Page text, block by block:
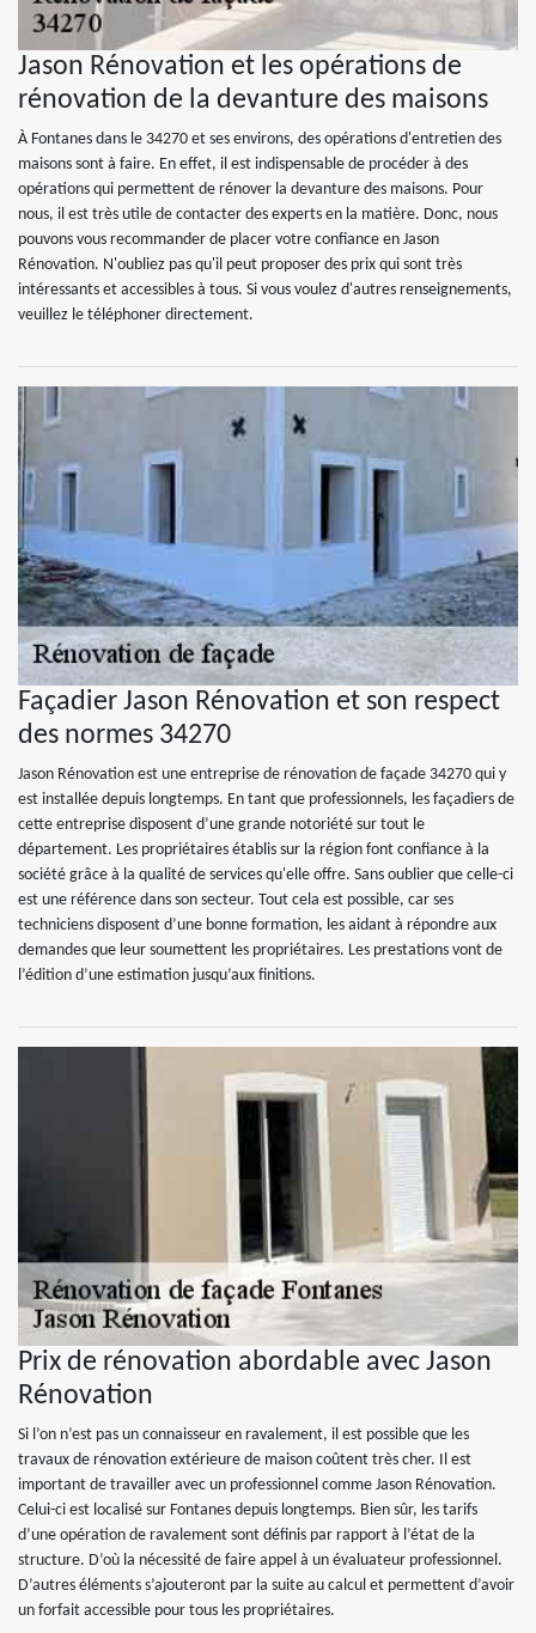
Jason Rénovation et les opérations de
rénovation de la devanture des maisons
À Fontanes dans le 34270 et ses environs, des opérations d'entretien des
maisons sont à faire. En effet, il est indispensable de procéder à des
opérations qui permettent de rénover la devanture des maisons. Pour
nous, il est très utile de contacter des experts en la matière. Donc, nous
pouvons vous recommander de placer votre confiance en Jason
Rénovation. N'oubliez pas qu'il peut proposer des prix qui sont très
intéressants et accessibles à tous. Si vous voulez d'autres renseignements,
veuillez le téléphoner directement.
Façadier Jason Rénovation et son respect
des normes 34270
Jason Rénovation est une entreprise de rénovation de façade 34270 qui y
est installée depuis longtemps. En tant que professionnels, les façadiers de
cette entreprise disposent d’une grande notoriété sur tout le
département. Les propriétaires établis sur la région font confiance à la
société grâce à la qualité de services qu'elle offre. Sans oublier que celle-ci
est une référence dans son secteur. Tout cela est possible, car ses
techniciens disposent d’une bonne formation, les aidant à répondre aux
demandes que leur soumettent les propriétaires. Les prestations vont de
l’édition d’une estimation jusqu’aux finitions.
Prix de rénovation abordable avec Jason
Rénovation
Si l’on n’est pas un connaisseur en ravalement, il est possible que les
travaux de rénovation extérieure de maison coûtent très cher. Il est
important de travailler avec un professionnel comme Jason Rénovation.
Celui-ci est localisé sur Fontanes depuis longtemps. Bien sûr, les tarifs
d’une opération de ravalement sont définis par rapport à l’état de la
structure. D’où la nécessité de faire appel à un évaluateur professionnel.
D’autres éléments s’ajouteront par la suite au calcul et permettent d’avoir
un forfait accessible pour tous les propriétaires.